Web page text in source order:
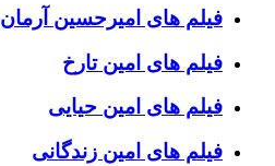
فیلم های امیرحسین آرمان
فیلم های امین تارخ
فیلم های امین حیایی
فیلم های امین زندگانی